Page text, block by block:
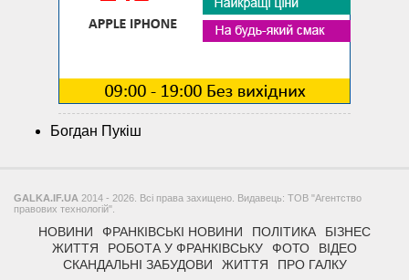
Богдан Пукіш
GALKA.IF.UA 2014 - 2026. Всі права захищено. Видавець: ТОВ "Агентство
правових технологій".
НОВИНИ ФРАНКІВСЬКІ НОВИНИ ПОЛІТИКА
БІЗНЕС
ЖИТТЯ
РОБОТА У ФРАНКІВСЬКУ ФОТО
ВІДЕО
СКАНДАЛЬНІ ЗАБУДОВИ
ЖИТТЯ ПРО ГАЛКУ